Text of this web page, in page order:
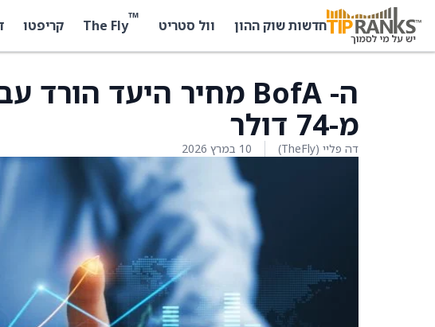
חדשות שוק ההון וול סטריט ™
The Fly קריפטו
מ-74 דולר
דה פליי (TheFly) 10 במרץ 2026